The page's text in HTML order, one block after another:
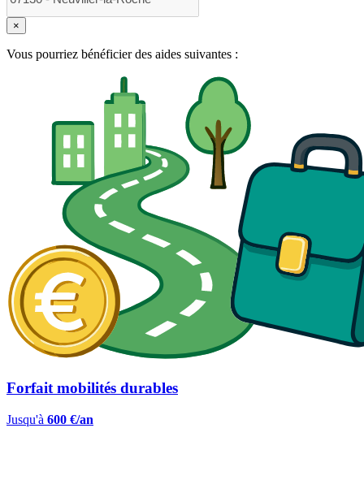
×
Vous pourriez bénéficier des aides suivantes :
Forfait mobilités durables
Jusqu'à 600 €/an